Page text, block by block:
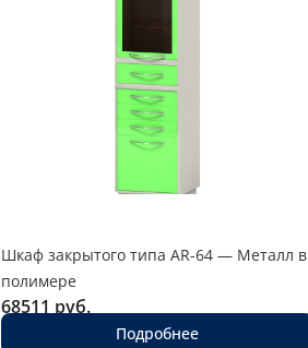
Шкаф закрытого типа AR-64 — Металл в
полимере
68511 руб.
Подробнее